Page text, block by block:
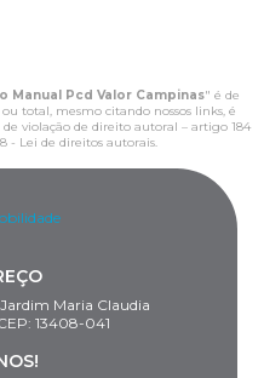
Manual Pcd Valor Campinas" é de
total, mesmo citando nossos links, é
violação de direito autoral – artigo 184
- Lei de direitos autorais.
Maria Claudia
13408-041